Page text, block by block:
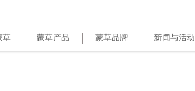
草 蒙草产品 蒙草品牌 新闻与活动